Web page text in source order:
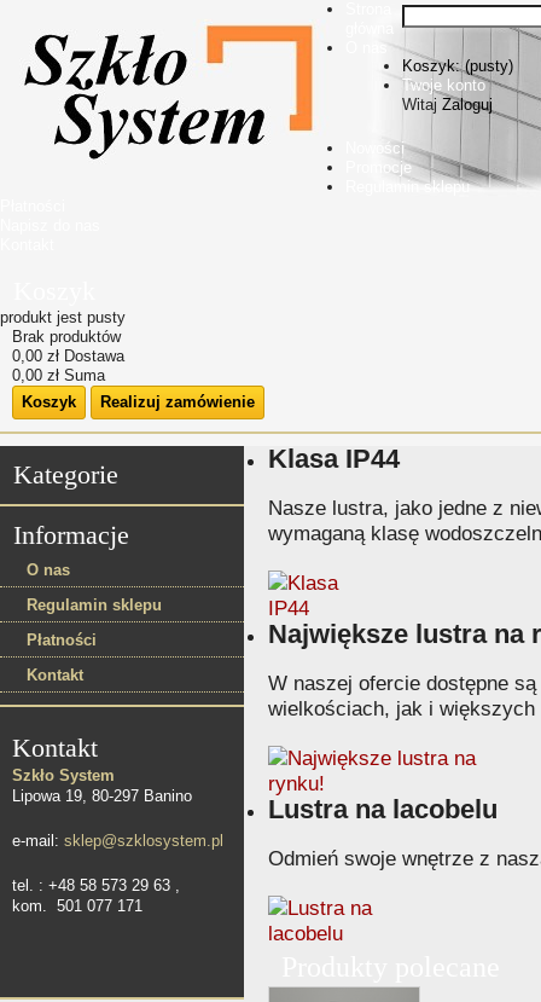
Koszyk:(pusty)
Twoje konto
Witaj Zaloguj
O nas
Nowości
Promocje
Regulamin sklepu
produkt jest pusty
Brak produktów
0,00 zł Dostawa
0,00 zł Suma
Koszyk
Realizuj zamówienie
Kategorie
Informacje
O nas
Regulamin sklepu
Płatności
Kontakt
Kontakt
Szkło System
Lipowa 19, 80-297 Banino
e-mail: sklep@szklosystem.pl
tel. : +48 58 573 29 63 ,
kom. 501 077 171
Klasa IP44
Nasze lustra, jako jedne z
wymaganą klasę
Największe lustra na
W naszej ofercie dostępne
wielkościach, jak i większych
Lustra na lacobelu
Odmień swoje wnętrze z